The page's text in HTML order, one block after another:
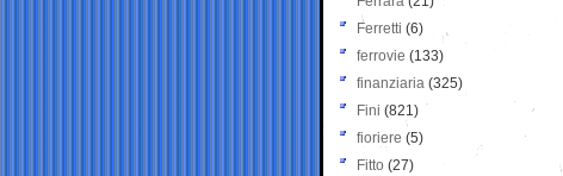
Ferretti (6)
ferrovie (133)
finanziaria (325)
Fini (821)
fioriere (5)
Fitto (27)